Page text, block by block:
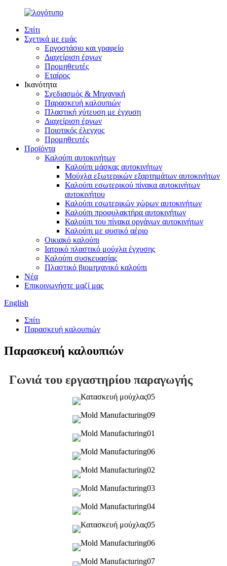
Σπίτι
Σχετικά με εμάς
Εργοστάσιο και γραφείο
Διαχείριση έργων
Προμηθευτές
Εταίρος
Ικανότητα
Σχεδιασμός & Μηχανική
Παρασκευή καλουπιών
Πλαστική χύτευση με έγχυση
Διαχείριση έργων
Ποιοτικός έλεγχος
Προμηθευτές
Προϊόντα
Καλούπι αυτοκινήτων
Καλούπι μάσκας αυτοκινήτων
Μούχλα εξωτερικών εξαρτημάτων αυτοκινήτων
Καλούπι εσωτερικού πίνακα αυτοκινήτων
αυτοκινήτου
Καλούπι εσωτερικών χώρων αυτοκινήτων
Καλούπι προφυλακτήρα αυτοκινήτων
Καλούπι του πίνακα οργάνων αυτοκινήτων
Καλούπι με φυσικό αέριο
Οικιακό καλούπι
Ιατρικό πλαστικό μούχλα έγχυσης
Καλούπι συσκευασίας
Πλαστικό βιομηχανικό καλούπι
Νέα
Επικοινωνήστε μαζί μας
English
Σπίτι
Παρασκευή καλουπιών
Παρασκευή καλουπιών
Γωνιά του εργαστηρίου παραγωγής